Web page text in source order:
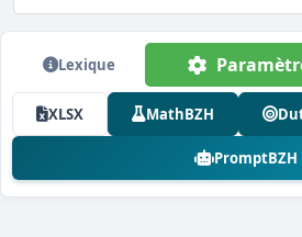
Lexique
XLSX MathBZH
PromptBZH